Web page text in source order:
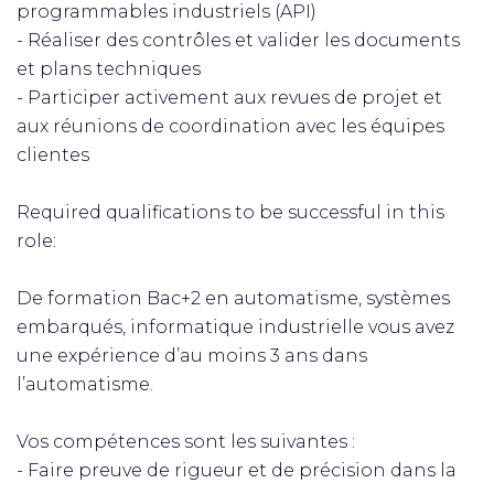
programmables industriels (API)
- Réaliser des contrôles et valider les documents
et plans techniques
- Participer activement aux revues de projet et
aux réunions de coordination avec les équipes
clientes
Required qualifications to be successful in this
role:
De formation Bac+2 en automatisme, systèmes
embarqués, informatique industrielle vous avez
une expérience d’au moins 3 ans dans
l’automatisme.
Vos compétences sont les suivantes :
- Faire preuve de rigueur et de précision dans la